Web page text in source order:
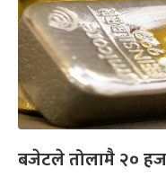
बजेटले तोलामै २०